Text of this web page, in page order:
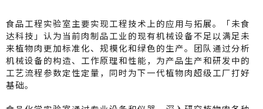
食品工程实验室主要实现工程技术上的应用与拓展。「未食
达科技」认为当前肉制品工业的现有机械设备不足以满足未
来植物肉更加标准化、规模化和绿色的生产。团队通过分析
机械设备的构造、工作原理和性能，为产品生产和研发中的
工艺流程参数定性定量，同时为下一代植物肉超级工厂打好
基础。